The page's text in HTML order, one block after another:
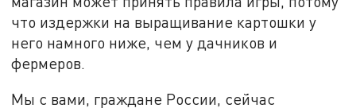
что издержки на выращивание картошки у
него намного ниже, чем у дачников и
фермеров.
Мы с вами, граждане России, сейчас